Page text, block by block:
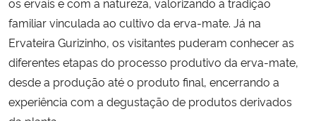
familiar vinculada ao cultivo da erva-mate. Já na
Ervateira Gurizinho, os visitantes puderam conhecer as
diferentes etapas do processo produtivo da erva-mate,
desde a produção até o produto final, encerrando a
experiência com a degustação de produtos derivados